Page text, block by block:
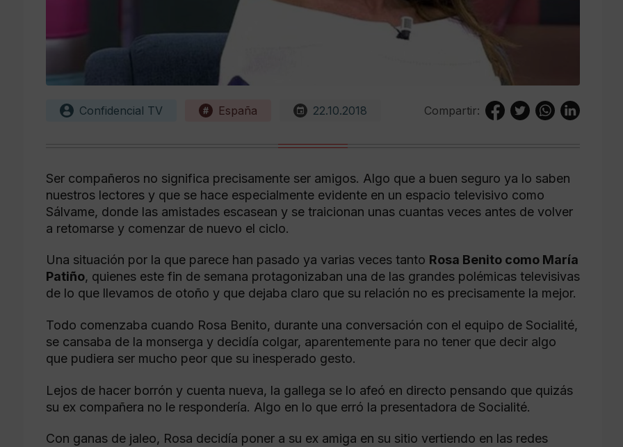
Confidencial TV España 22.10.2018 Compartir:
Ser compañeros no significa precisamente ser amigos. Algo que a buen seguro ya lo saben
nuestros lectores y que se hace especialmente evidente en un espacio televisivo como
Sálvame, donde las amistades escasean y se traicionan unas cuantas veces antes de volver
a retomarse y comenzar de nuevo el ciclo.
Una situación por la que parece han pasado ya varias veces tanto Rosa Benito como María
Patiño, quienes este fin de semana protagonizaban una de las grandes polémicas televisivas
de lo que llevamos de otoño y que dejaba claro que su relación no es precisamente la mejor.
Todo comenzaba cuando Rosa Benito, durante una conversación con el equipo de Socialité,
se cansaba de la monserga y decidía colgar, aparentemente para no tener que decir algo
que pudiera ser mucho peor que su inesperado gesto.
Lejos de hacer borrón y cuenta nueva, la gallega se lo afeó en directo pensando que quizás
su ex compañera no le respondería. Algo en lo que erró la presentadora de Socialité.
Con ganas de jaleo, Rosa decidía poner a su ex amiga en su sitio vertiendo en las redes